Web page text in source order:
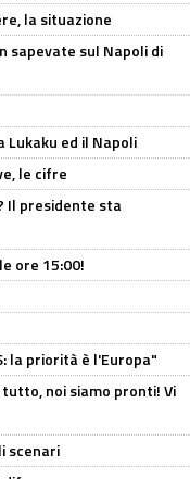
la situazione
sapevate sul Napoli di
Lukaku ed il Napoli
le cifre
Il presidente sta
ore 15:00!
la priorità è l'Europa"
tutto, noi siamo pronti! Vi
scenari